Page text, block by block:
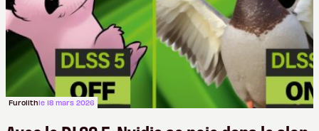
Furolithle 18 mars 2026